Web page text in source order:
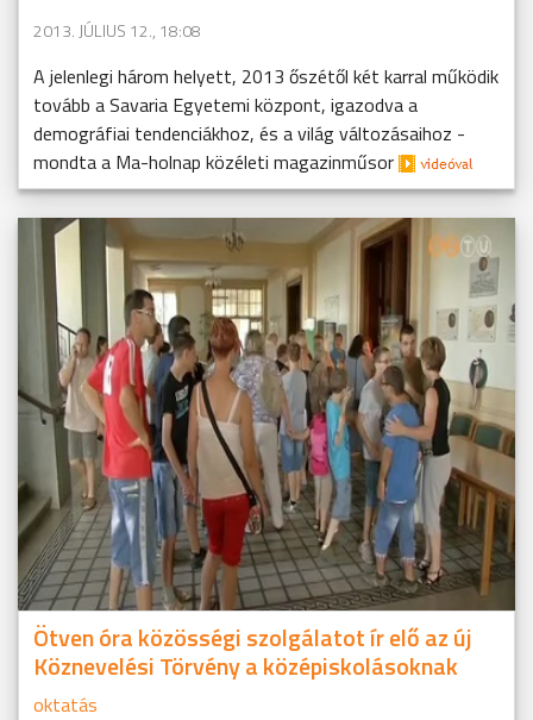
2013. JÚLIUS 12., 18:08
A jelenlegi három helyett, 2013 őszétől két karral működik
tovább a Savaria Egyetemi központ, igazodva a
demográfiai tendenciákhoz, és a világ változásaihoz -
mondta a Ma-holnap közéleti magazinműsor
Ötven óra közösségi szolgálatot ír elő az új
Köznevelési Törvény a középiskolásoknak
oktatás